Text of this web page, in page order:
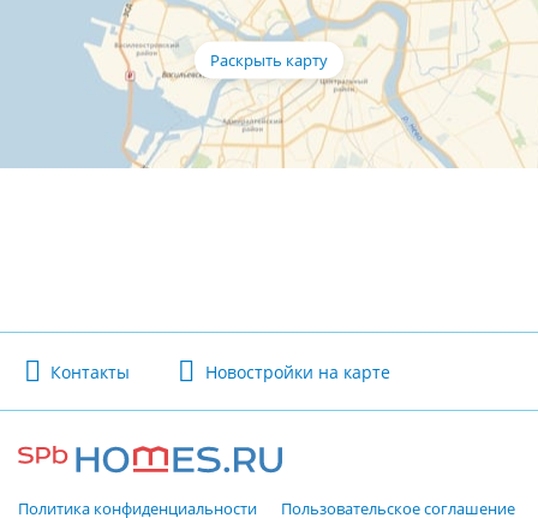
Контакты Новостройки на карте
Политика конфиденциальности Пользовательское соглашение